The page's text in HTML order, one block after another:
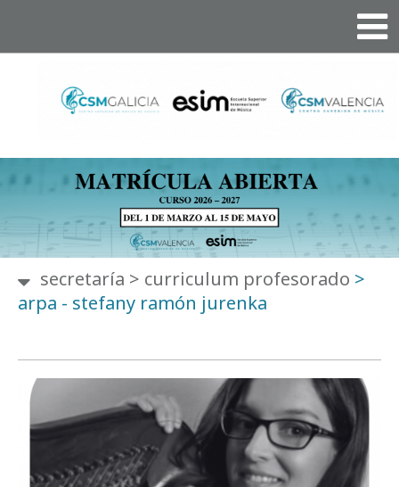
secretaría > curriculum profesorado >
arpa - stefany ramón jurenka